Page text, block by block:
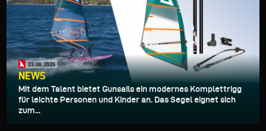
23.06.2026
NEWS
Mit dem Talent bietet Gunsails ein modernes Komplettrigg
für leichte Personen und Kinder an. Das Segel eignet sich
zum...